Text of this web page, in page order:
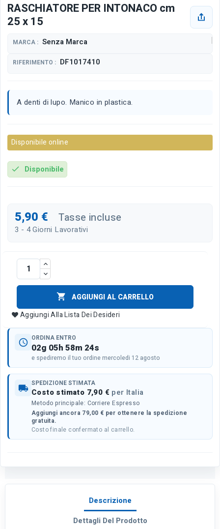
RASCHIATORE PER INTONACO cm
25 x 15
MARCA : Senza Marca
RIFERIMENTO : DF1017410
A denti di lupo. Manico in plastica.
Disponibile online
check Disponibile
5,90 € Tasse incluse
3 - 4 Giorni Lavorativi

AGGIUNGI AL CARRELLO
Aggiungi Alla Lista Dei Desideri
schedule ORDINA ENTRO
02g 05h 58m 24s
e spediremo il tuo ordine mercoledi 12 agosto
local_shipping SPEDIZIONE STIMATA
Costo stimato 7,90 € per Italia
Metodo principale: Corriere Espresso
Aggiungi ancora 79,00 € per ottenere la spedizione
gratuita.
Costo finale confermato al carrello.
Descrizione
Dettagli Del Prodotto